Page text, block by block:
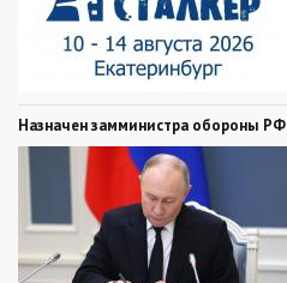
Назначен замминистра обороны РФ